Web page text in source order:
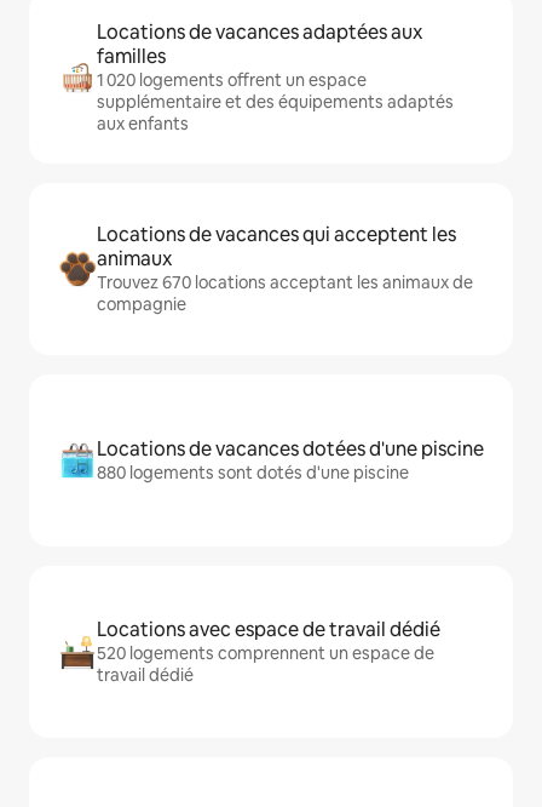
Locations de vacances adaptées aux
familles
1 020 logements offrent un espace
supplémentaire et des équipements adaptés
aux enfants
Locations de vacances qui acceptent les
animaux
Trouvez 670 locations acceptant les animaux de
compagnie
Locations de vacances dotées d'une piscine
880 logements sont dotés d'une piscine
Locations avec espace de travail dédié
520 logements comprennent un espace de
travail dédié